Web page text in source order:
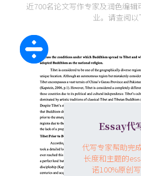
近700名论文写作专家及润色编
业。请查阅以
Essay代
代写专家帮助完
长度和主题的
诺100%原创写